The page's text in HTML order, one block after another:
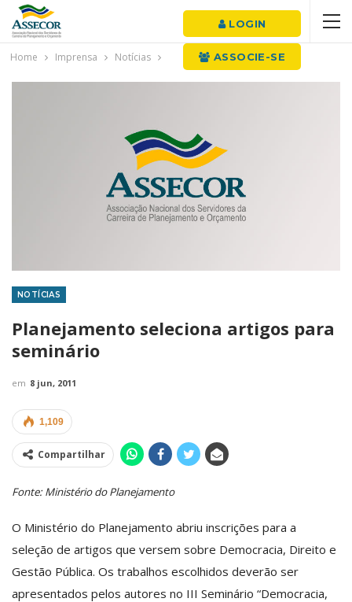
LOGIN
ASSOCIE-SE
Home Imprensa Notícias
NOTÍCIAS
Planejamento seleciona artigos para
seminário
em 8 jun, 2011
1,109
Compartilhar
Fonte: Ministério do Planejamento
O Ministério do Planejamento abriu inscrições para a
seleção de artigos que versem sobre Democracia, Direito e
Gestão Pública. Os trabalhos escolhidos deverão ser
apresentados pelos autores no III Seminário “Democracia,